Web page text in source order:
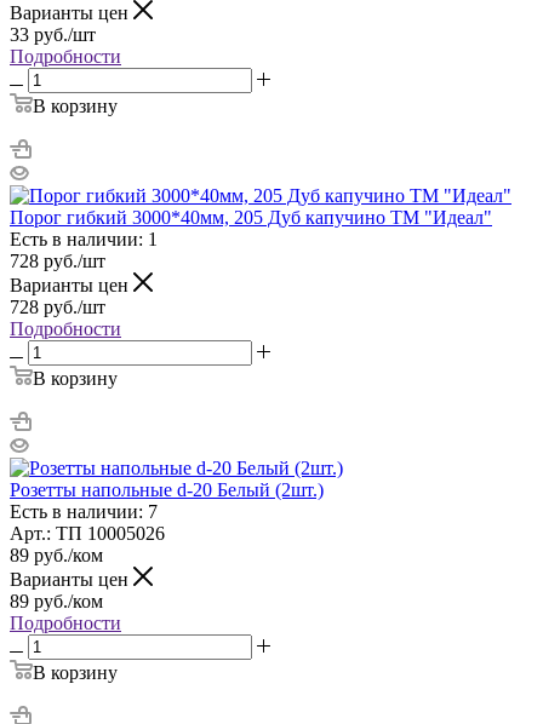
Варианты цен
33 руб./шт
Подробности
В корзину
Порог гибкий 3000*40мм, 205 Дуб капучино ТМ "Идеал"
Есть в наличии: 1
728 руб./шт
Варианты цен
728 руб./шт
Подробности
В корзину
Розетты напольные d-20 Белый (2шт.)
Есть в наличии: 7
Арт.: ТП 10005026
89 руб./ком
Варианты цен
89 руб./ком
Подробности
В корзину